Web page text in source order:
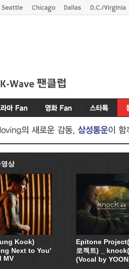
상
Kook)
Next to You'
MV
Epitone
로젝트) _
(Vocal by